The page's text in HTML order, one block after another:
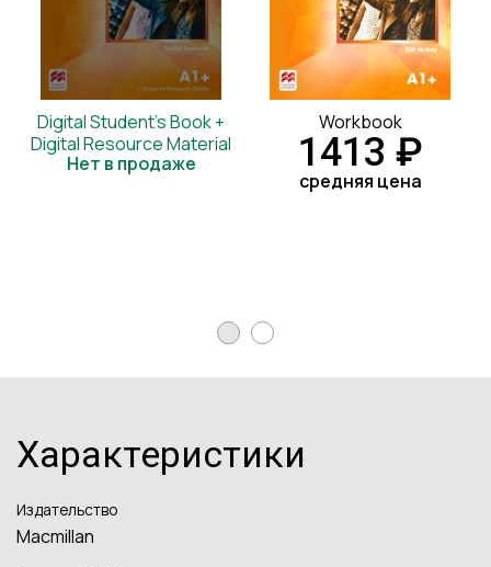
Digital Student's Book +
Digital Resource Material
Нет в продаже
Workbook
1413 ₽
средняя цена
Характеристики
Издательство
Macmillan